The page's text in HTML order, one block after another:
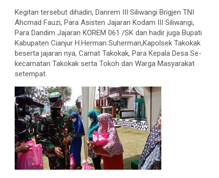
Kegitan tersebut dihadiri, Danrem III Siliwangi Brigjen TNI
Ahcmad Fauzi, Para Asisten Jajaran Kodam III Siliwangi,
Para Dandim Jajaran KOREM 061 /SK dan hadir juga Bupati
Kabupaten Cianjur H.Herman Suherman,Kapolsek Takokak
beserta jajaran nya, Camat Takokak, Para Kepala Desa Se-
kecamatan Takokak serta Tokoh dan Warga Masyarakat
setempat.